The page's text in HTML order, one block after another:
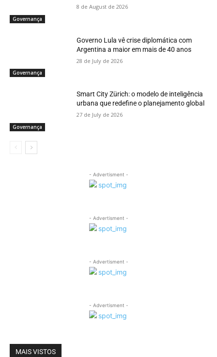
Governança
8 de August de 2026
Governança
Governo Lula vê crise diplomática com
Argentina a maior em mais de 40 anos
28 de July de 2026
Governança
Smart City Zürich: o modelo de inteligência
urbana que redefine o planejamento global
27 de July de 2026
- Advertisment -
- Advertisment -
- Advertisment -
- Advertisment -
MAIS VISTOS